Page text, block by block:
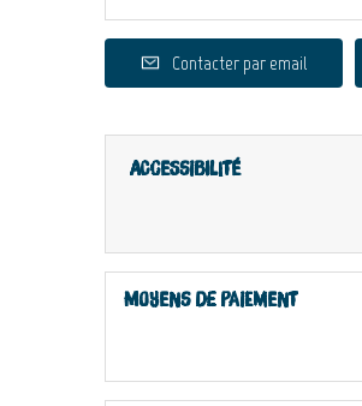
Contacter par email
Accessibilité
Moyens de paiement